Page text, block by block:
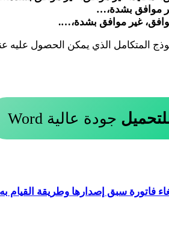
موافق بشدة،…
غير موافق بشدة،….
المتكامل الذي يمكن الحصول عليه
جودة عالية Word
فاتورة سبق إصدارها وطريقة القيام به